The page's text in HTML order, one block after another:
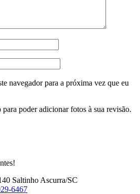
navegador para a próxima vez que eu
poder adicionar fotos à sua revisão.
Saltinho Ascurra/SC
6467